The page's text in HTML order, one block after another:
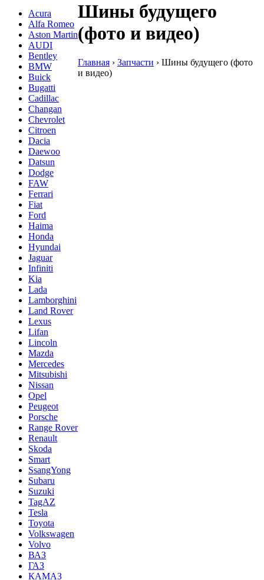
Acura
Alfa Romeo
Aston Martin
AUDI
Bentley
BMW
Buick
Bugatti
Cadillac
Changan
Chevrolet
Citroen
Dacia
Daewoo
Datsun
Dodge
FAW
Ferrari
Fiat
Ford
Haima
Honda
Hyundai
Jaguar
Infiniti
Kia
Lada
Lamborghini
Land Rover
Lexus
Lifan
Lincoln
Mazda
Mercedes
Mitsubishi
Nissan
Opel
Peugeot
Porsche
Range Rover
Renault
Skoda
Smart
SsangYong
Subaru
Suzuki
TagAZ
Tesla
Toyota
Volkswagen
Volvo
ВАЗ
ГАЗ
КАМАЗ
Шины будущего
(фото и видео)
Главная › Запчасти › Шины будущего (фото
и видео)